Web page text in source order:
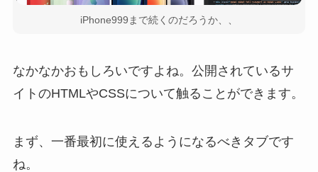
iPhone999まで続くのだろうか、、
なかなかおもしろいですよね。公開されているサ
イトのHTMLやCSSについて触ることができます。
まず、一番最初に使えるようになるべきタブです
ね。